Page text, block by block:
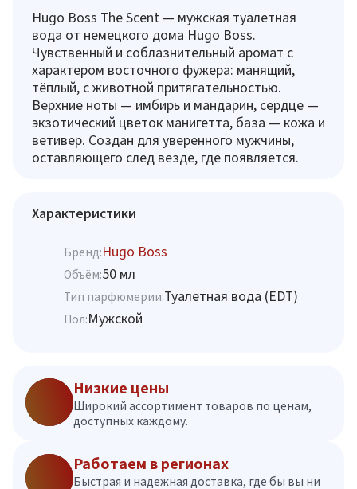
Hugo Boss The Scent — мужская туалетная
вода от немецкого дома Hugo Boss.
Чувственный и соблазнительный аромат с
характером восточного фужера: манящий,
тёплый, с животной притягательностью.
Верхние ноты — имбирь и мандарин, сердце —
экзотический цветок манигетта, база — кожа и
ветивер. Создан для уверенного мужчины,
оставляющего след везде, где появляется.
Характеристики
Бренд:Hugo Boss
Объём:50 мл
Тип парфюмерии:Туалетная вода (EDT)
Пол:Мужской
Низкие цены
Широкий ассортимент товаров по ценам,
доступных каждому.
Работаем в регионах
Быстрая и надежная доставка, где бы вы ни